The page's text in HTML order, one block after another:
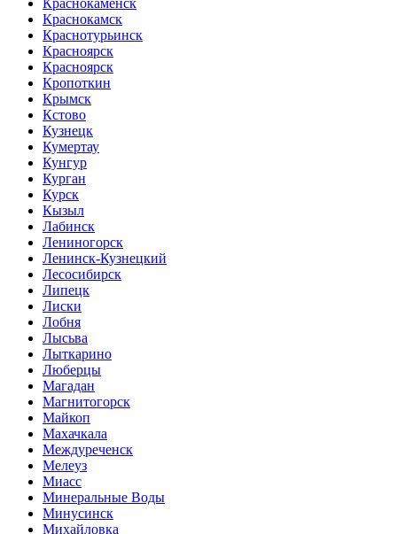
Краснокаменск
Краснокамск
Краснотурьинск
Красноярск
Красноярск
Кропоткин
Крымск
Кстово
Кузнецк
Кумертау
Кунгур
Курган
Курск
Кызыл
Лабинск
Лениногорск
Ленинск-Кузнецкий
Лесосибирск
Липецк
Лиски
Лобня
Лысьва
Лыткарино
Люберцы
Магадан
Магнитогорск
Майкоп
Махачкала
Междуреченск
Мелеуз
Миасс
Минеральные Воды
Минусинск
Михайловка